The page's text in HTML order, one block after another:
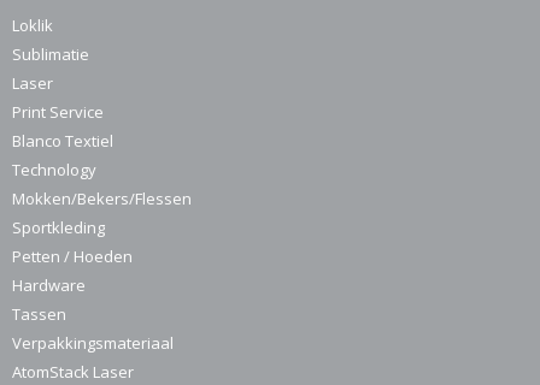
Loklik
Sublimatie
Laser
Print Service
Blanco Textiel
Technology
Mokken/Bekers/Flessen
Sportkleding
Petten / Hoeden
Hardware
Tassen
Verpakkingsmateriaal
AtomStack Laser